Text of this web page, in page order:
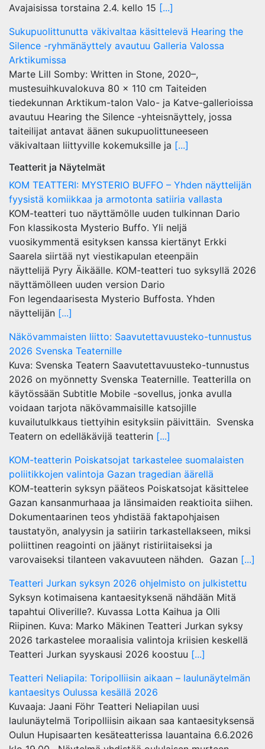
Avajaisissa torstaina 2.4. kello 15 [...]
Sukupuolittunutta väkivaltaa käsittelevä Hearing the
Silence -ryhmänäyttely avautuu Galleria Valossa
Arktikumissa
Marte Lill Somby: Written in Stone, 2020–,
mustesuihkuvalokuva 80 x 110 cm Taiteiden
tiedekunnan Arktikum-talon Valo- ja Katve-gallerioissa
avautuu Hearing the Silence -yhteisnäyttely, jossa
taiteilijat antavat äänen sukupuolittuneeseen
väkivaltaan liittyville kokemuksille ja [...]
Teatterit ja Näytelmät
KOM TEATTERI: MYSTERIO BUFFO – Yhden näyttelijän
fyysistä komiikkaa ja armotonta satiiria vallasta
KOM-teatteri tuo näyttämölle uuden tulkinnan Dario
Fon klassikosta Mysterio Buffo. Yli neljä
vuosikymmentä esityksen kanssa kiertänyt Erkki
Saarela siirtää nyt viestikapulan eteenpäin
näyttelijä Pyry Äikäälle. KOM-teatteri tuo syksyllä 2026
näyttämölleen uuden version Dario
Fon legendaarisesta Mysterio Buffosta. Yhden
näyttelijän [...]
Näkövammaisten liitto: Saavutettavuusteko-tunnustus
2026 Svenska Teaternille
Kuva: Svenska Teatern Saavutettavuusteko-tunnustus
2026 on myönnetty Svenska Teaternille. Teatterilla on
käytössään Subtitle Mobile -sovellus, jonka avulla
voidaan tarjota näkövammaisille katsojille
kuvailutulkkaus tiettyihin esityksiin päivittäin. Svenska
Teatern on edelläkävijä teatterin [...]
KOM-teatterin Poiskatsojat tarkastelee suomalaisten
poliitikkojen valintoja Gazan tragedian äärellä
KOM-teatterin syksyn pääteos Poiskatsojat käsittelee
Gazan kansanmurhaaa ja länsimaiden reaktioita siihen.
Dokumentaarinen teos yhdistää faktapohjaisen
taustatyön, analyysin ja satiirin tarkastellakseen, miksi
poliittinen reagointi on jäänyt ristiriitaiseksi ja
varovaiseksi tilanteen vakavuuteen nähden. Gazan [...]
Teatteri Jurkan syksyn 2026 ohjelmisto on julkistettu
Syksyn kotimaisena kantaesityksenä nähdään Mitä
tapahtui Oliverille?. Kuvassa Lotta Kaihua ja Olli
Riipinen. Kuva: Marko Mäkinen Teatteri Jurkan syksy
2026 tarkastelee moraalisia valintoja kriisien keskellä
Teatteri Jurkan syyskausi 2026 koostuu [...]
Teatteri Neliapila: Toripolliisin aikaan – laulunäytelmän
kantaesitys Oulussa kesällä 2026
Kuvaaja: Jaani Föhr Teatteri Neliapilan uusi
laulunäytelmä Toripolliisin aikaan saa kantaesityksensä
Oulun Hupisaarten kesäteatterissa lauantaina 6.6.2026